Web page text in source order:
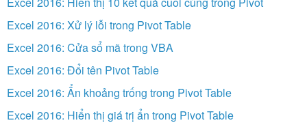
Excel 2016: Xử lý lỗi trong Pivot Table
Excel 2016: Cửa sổ mã trong VBA
Excel 2016: Đổi tên Pivot Table
Excel 2016: Ẩn khoảng trống trong Pivot Table
Excel 2016: Hiển thị giá trị ẩn trong Pivot Table